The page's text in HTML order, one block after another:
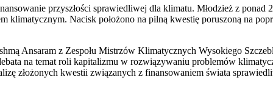
przyszłości sprawiedliwej dla klimatu. Młodzież z ponad
Nacisk położono na pilną kwestię poruszoną na
Ansaram z Zespołu Mistrzów Klimatycznych Wysokiego
na temat roli kapitalizmu w rozwiązywaniu problemów
złożonych kwestii związanych z finansowaniem świata